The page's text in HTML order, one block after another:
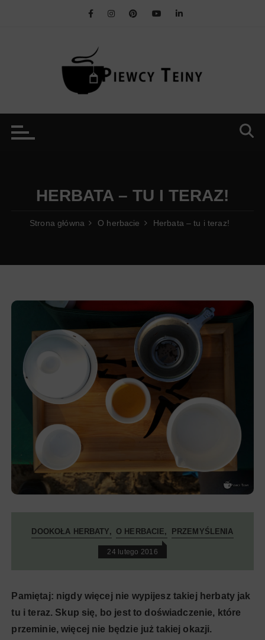
HERBATA – TU I TERAZ!
Strona główna O herbacie Herbata – tu i teraz!
DOOKOŁA HERBATY O HERBACIE PRZEMYŚLENIA
24 lutego 2016
Pamiętaj: nigdy więcej nie wypijesz takiej herbaty jak
tu i teraz. Skup się, bo jest to doświadczenie, które
przeminie, więcej nie będzie już takiej okazji.